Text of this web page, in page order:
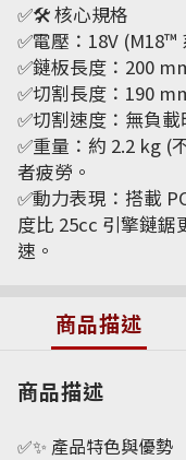
✅🛠️ 核心規格
✅電壓：18V (M18™
✅鏈板長度：200
✅切割長度：190
✅切割速度：無負載
✅重量：約 2.2 kg (
者疲勞。
✅動力表現：搭載
度比 25cc 引擎鏈鋸
速。
商品描述
商品描述
✅✨ 產品特色與優勢